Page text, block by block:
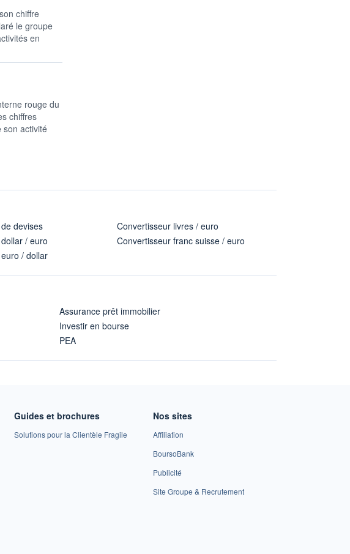
chiffre
le groupe
en
rouge du
chiffres
son activité
devises
/ euro
/ dollar
Convertisseur livres / euro
Convertisseur franc suisse / euro
Assurance prêt immobilier
Investir en bourse
PEA
Guides et brochures
Solutions pour la Clientèle Fragile
Nos sites
Affiliation
BoursoBank
Publicité
Site Groupe & Recrutement